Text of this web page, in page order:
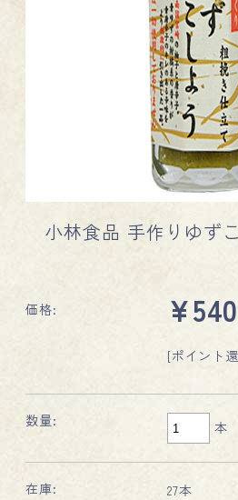
小林食品 手作りゆず
価格: ¥540
[ポイント
数量: 本
在庫: 27本